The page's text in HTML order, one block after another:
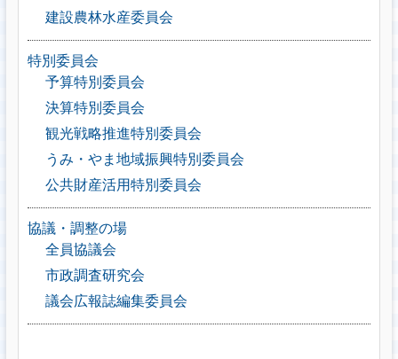
建設農林水産委員会
特別委員会
予算特別委員会
決算特別委員会
観光戦略推進特別委員会
うみ・やま地域振興特別委員会
公共財産活用特別委員会
協議・調整の場
全員協議会
市政調査研究会
議会広報誌編集委員会